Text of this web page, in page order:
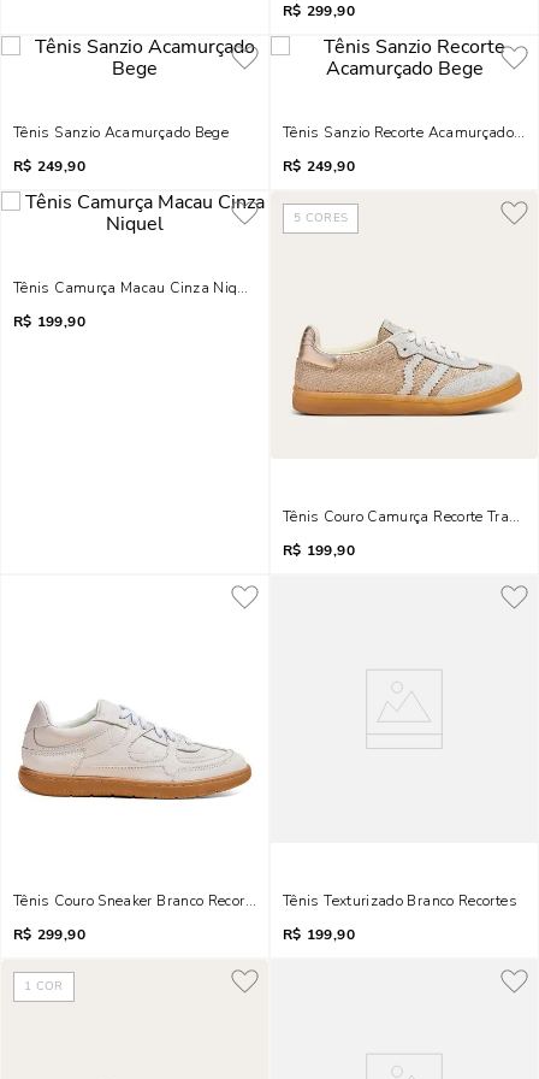
R$ 299,90
Tênis Sanzio Acamurçado Bege
R$ 249,90
Tênis Sanzio Recorte Acamurçado
R$ 249,90
Tênis Camurça Macau Cinza Niquel
R$ 199,90
5 CORES
Tênis Couro Camurça Recorte
R$ 199,90
Tênis Couro Sneaker Branco Recortes
R$ 299,90
Tênis Texturizado Branco Recortes
R$ 199,90
1 COR